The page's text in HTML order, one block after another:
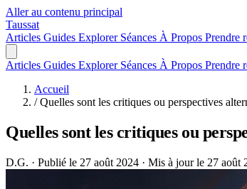
Aller au contenu principal
Taussat
Articles Guides Explorer Séances À Propos Prendre
Articles Guides Explorer Séances À Propos Prendre
Accueil
/ Quelles sont les critiques ou perspectives
Quelles sont les critiques ou
D.G. · Publié le 27 août 2024 · Mis à jour le 27 août